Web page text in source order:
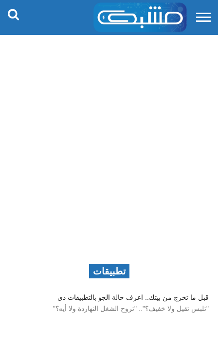
تطبيقات
قبل ما تخرج من بيتك.. اعرف حالة الجو بالتطبيقات دي
"تلبس تقيل ولا خفيف؟".. "تروح الشغل النهاردة ولا أيه؟"